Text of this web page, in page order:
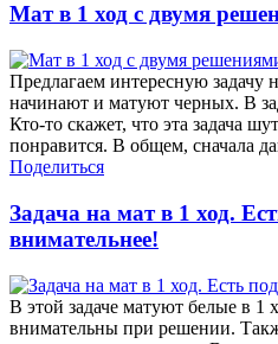
Мат в 1 ход с двумя
Предлагаем интересную задачу
начинают и матуют черных. В
Кто-то скажет, что эта задача
понравится. В общем, сначала
Поделиться
Задача на мат в 1 ход.
внимательнее!
В этой задаче матуют белые в 1
внимательны при решении.